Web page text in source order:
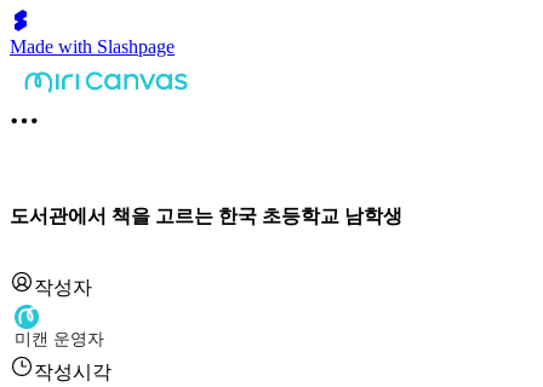
Made with Slashpage
도서관에서 책을 고르는 한국 초등학교 남학생
작성자
미캔 운영자
작성시각